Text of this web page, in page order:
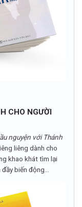
CHO NGƯỜI
nguyện với Thánh
liêng dành cho
khao khát tìm lại
biến động...